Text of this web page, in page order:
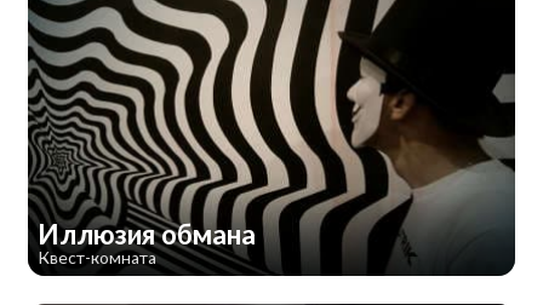
Иллюзия обмана
Квест-комната